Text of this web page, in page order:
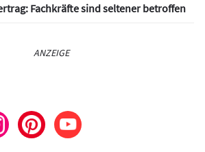
Fachkräfte sind seltener betroffen
ANZEIGE